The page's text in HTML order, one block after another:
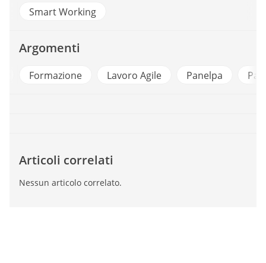
Smart Working
Argomenti
Formazione Lavoro Agile Panelpa
Articoli correlati
Nessun articolo correlato.